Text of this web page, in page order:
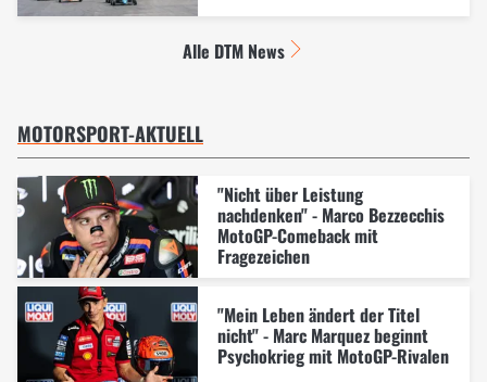
Alle DTM News
MOTORSPORT-AKTUELL
"Nicht über Leistung
nachdenken" - Marco Bezzecchis
MotoGP-Comeback mit
Fragezeichen
"Mein Leben ändert der Titel
nicht" - Marc Marquez beginnt
Psychokrieg mit MotoGP-Rivalen